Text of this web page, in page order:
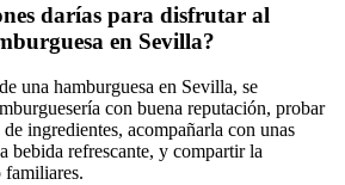
darías para disfrutar al
en Sevilla?
una hamburguesa en Sevilla, se
con buena reputación, probar
ingredientes, acompañarla con unas
bebida refrescante, y compartir la
familiares.